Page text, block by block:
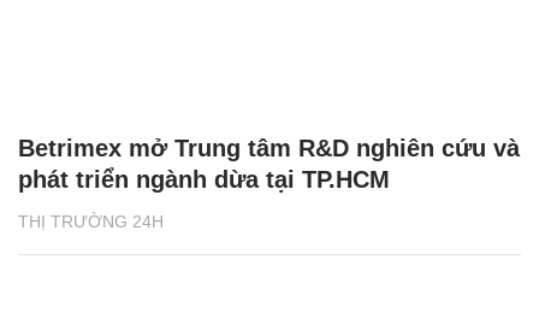
THỊ TRƯỜNG 24H
Betrimex mở Trung tâm R&D nghiên cứu và
phát triển ngành dừa tại TP.HCM